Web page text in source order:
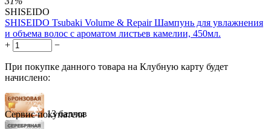
SHISEIDO
SHISEIDO Tsubaki Volume & Repair Шампунь для увлажнения
и объема волос с ароматом листьев камелии, 450мл.
+
−
При покупке данного товара на Клубную карту будет
начислено:
13 баллов
Сервис покупателя